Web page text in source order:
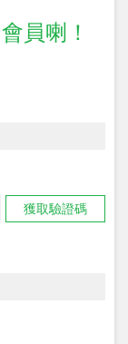
員喇！
獲取驗證碼